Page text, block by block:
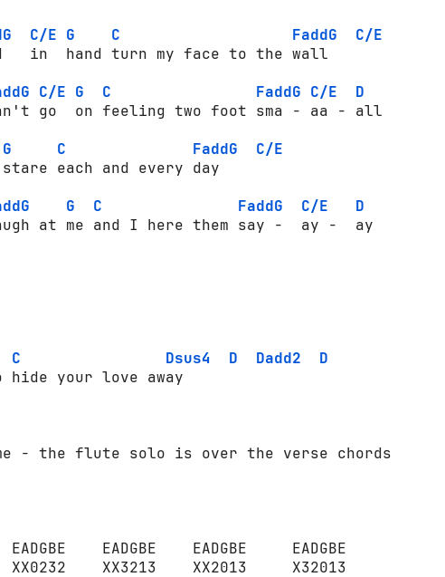
C/E G C FaddG
C/E
in  hand turn my face to the wall
C/E G C FaddG C/E
D
go  on feeling two foot sma - aa - all
G C FaddG
C/E
stare each and every day
G C FaddG C/E
D
at me and I here them say -  ay -  ay
C Dsus4 D Dadd2
D
hide your love away
- the flute solo is over the verse chords
EADGBE    EADGBE    EADGBE     EADGBE
XX0232    XX3213    XX2013     X32013